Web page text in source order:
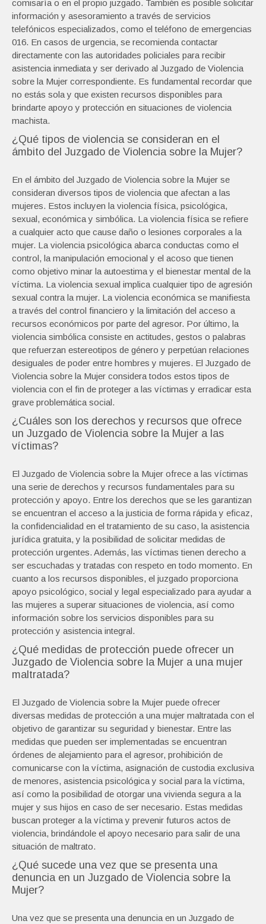
comisaría o en el propio juzgado. También es posible solicitar
información y asesoramiento a través de servicios
telefónicos especializados, como el teléfono de emergencias
016. En casos de urgencia, se recomienda contactar
directamente con las autoridades policiales para recibir
asistencia inmediata y ser derivado al Juzgado de Violencia
sobre la Mujer correspondiente. Es fundamental recordar que
no estás sola y que existen recursos disponibles para
brindarte apoyo y protección en situaciones de violencia
machista.
¿Qué tipos de violencia se consideran en el
ámbito del Juzgado de Violencia sobre la Mujer?
En el ámbito del Juzgado de Violencia sobre la Mujer se
consideran diversos tipos de violencia que afectan a las
mujeres. Estos incluyen la violencia física, psicológica,
sexual, económica y simbólica. La violencia física se refiere
a cualquier acto que cause daño o lesiones corporales a la
mujer. La violencia psicológica abarca conductas como el
control, la manipulación emocional y el acoso que tienen
como objetivo minar la autoestima y el bienestar mental de la
víctima. La violencia sexual implica cualquier tipo de agresión
sexual contra la mujer. La violencia económica se manifiesta
a través del control financiero y la limitación del acceso a
recursos económicos por parte del agresor. Por último, la
violencia simbólica consiste en actitudes, gestos o palabras
que refuerzan estereotipos de género y perpetúan relaciones
desiguales de poder entre hombres y mujeres. El Juzgado de
Violencia sobre la Mujer considera todos estos tipos de
violencia con el fin de proteger a las víctimas y erradicar esta
grave problemática social.
¿Cuáles son los derechos y recursos que ofrece
un Juzgado de Violencia sobre la Mujer a las
víctimas?
El Juzgado de Violencia sobre la Mujer ofrece a las víctimas
una serie de derechos y recursos fundamentales para su
protección y apoyo. Entre los derechos que se les garantizan
se encuentran el acceso a la justicia de forma rápida y eficaz,
la confidencialidad en el tratamiento de su caso, la asistencia
jurídica gratuita, y la posibilidad de solicitar medidas de
protección urgentes. Además, las víctimas tienen derecho a
ser escuchadas y tratadas con respeto en todo momento. En
cuanto a los recursos disponibles, el juzgado proporciona
apoyo psicológico, social y legal especializado para ayudar a
las mujeres a superar situaciones de violencia, así como
información sobre los servicios disponibles para su
protección y asistencia integral.
¿Qué medidas de protección puede ofrecer un
Juzgado de Violencia sobre la Mujer a una mujer
maltratada?
El Juzgado de Violencia sobre la Mujer puede ofrecer
diversas medidas de protección a una mujer maltratada con el
objetivo de garantizar su seguridad y bienestar. Entre las
medidas que pueden ser implementadas se encuentran
órdenes de alejamiento para el agresor, prohibición de
comunicarse con la víctima, asignación de custodia exclusiva
de menores, asistencia psicológica y social para la víctima,
así como la posibilidad de otorgar una vivienda segura a la
mujer y sus hijos en caso de ser necesario. Estas medidas
buscan proteger a la víctima y prevenir futuros actos de
violencia, brindándole el apoyo necesario para salir de una
situación de maltrato.
¿Qué sucede una vez que se presenta una
denuncia en un Juzgado de Violencia sobre la
Mujer?
Una vez que se presenta una denuncia en un Juzgado de